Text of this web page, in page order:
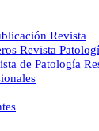
Revista
Revista
de Patología